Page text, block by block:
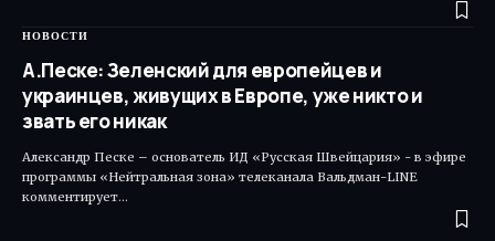
НОВОСТИ
А.Песке: Зеленский для европейцев и
украинцев, живущих в Европе, уже никто и
звать его никак
Александр Песке – основатель ИД «Русская Швейцария» - в эфире
программы «Нейтральная зона» телеканала Вальдман-LINE
комментирует…